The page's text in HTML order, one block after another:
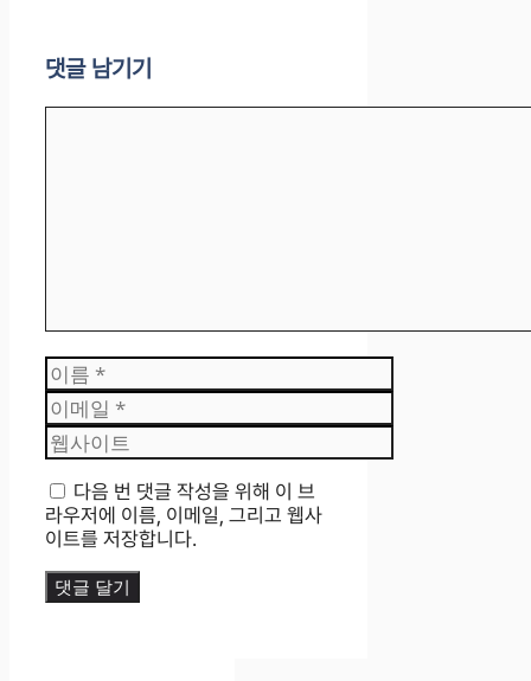
댓글 남기기
이
름
이
메
일
웹
사
이
트
다음 번 댓글 작성을 위해 이 브
라우저에 이름, 이메일, 그리고 웹사
이트를 저장합니다.